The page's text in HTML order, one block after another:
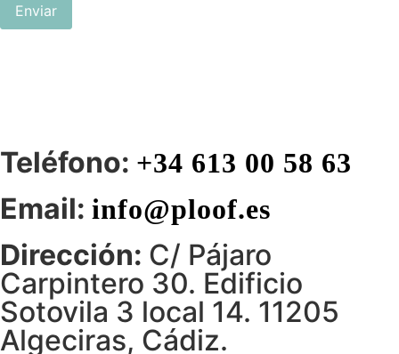
Enviar
Teléfono: +34 613 00 58 63
Email: info@ploof.es
Dirección: C/ Pájaro
Carpintero 30. Edificio
Sotovila 3 local 14. 11205
Algeciras, Cádiz.